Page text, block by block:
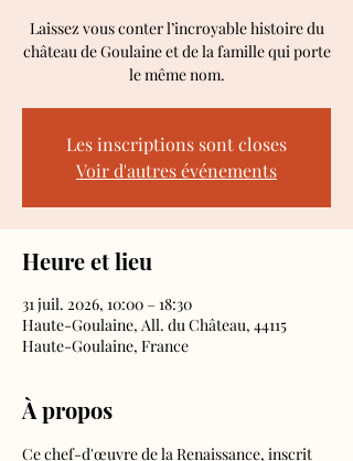
Laissez vous conter l’incroyable histoire du
château de Goulaine et de la famille qui porte
le même nom.
Les inscriptions sont closes
Voir d'autres événements
Heure et lieu
31 juil. 2026, 10:00 – 18:30
Haute-Goulaine, All. du Château, 44115
Haute-Goulaine, France
À propos
Ce chef-d'œuvre de la Renaissance, inscrit